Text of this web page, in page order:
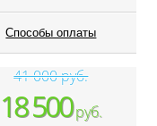
Способы оплаты
41 000 руб.
18 500руб.